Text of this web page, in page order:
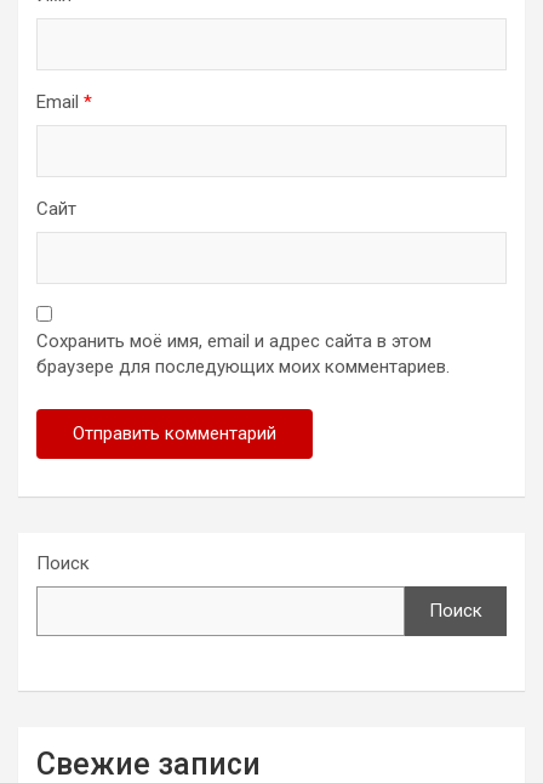
Email *
Сайт
Сохранить моё имя, email и адрес сайта в этом
браузере для последующих моих комментариев.
Поиск
Поиск
Свежие записи